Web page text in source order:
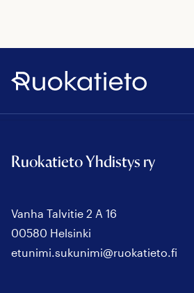
Ruokatieto
Ruokatieto Yhdistys ry
Vanha Talvitie 2 A 16
00580 Helsinki
etunimi.sukunimi@ruokatieto.fi